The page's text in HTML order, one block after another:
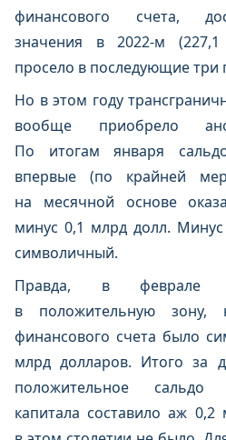
финансового счета,
значения в 2022-м
просело в последующие три
Но в этом году
вообще приобрело
По итогам января
впервые (по крайней
на месячной основе
минус 0,1 млрд долл.
символичный.
Правда, в феврале
в положительную зону,
финансового счета было
млрд долларов. Итого за
положительное сальдо
капитала составило аж 0,2